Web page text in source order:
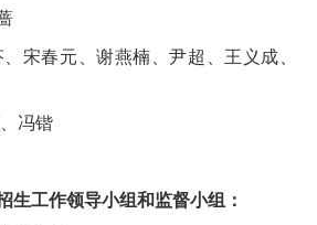
宋春元、谢燕楠、尹超、王义成、
冯锴
生工作领导小组和监督小组：